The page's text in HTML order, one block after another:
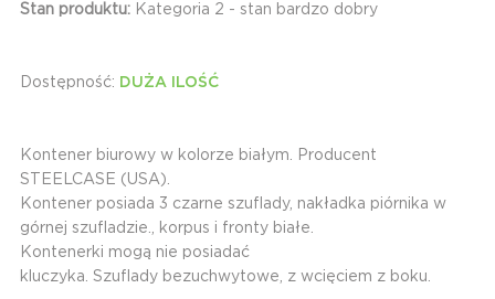
Stan produktu: Kategoria 2 - stan bardzo dobry
Dostępność: DUŻA ILOŚĆ
Kontener biurowy w kolorze białym. Producent
STEELCASE (USA).​
​Kontener posiada 3 czarne szuflady, nakładka piórnika w
górnej szufladzie., korpus i fronty białe.
Kontenerki mogą nie posiadać
kluczyka. Szuflady bezuchwytowe, z wcięciem z boku.​